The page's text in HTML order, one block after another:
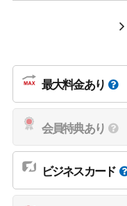
最大料金あり
会員特典あり
ビジネスカード